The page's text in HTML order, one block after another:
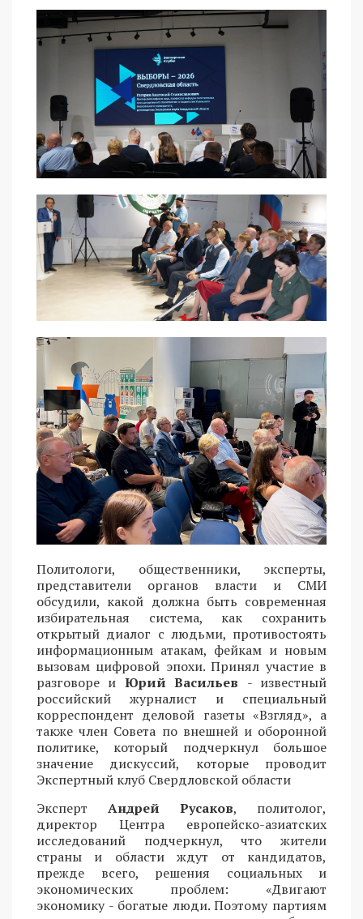
Политологи, общественники, эксперты,
представители органов власти и СМИ
обсудили, какой должна быть современная
избирательная система, как сохранить
открытый диалог с людьми, противостоять
информационным атакам, фейкам и новым
вызовам цифровой эпохи. Принял участие в
разговоре и Юрий Васильев - известный
российский журналист и специальный
корреспондент деловой газеты «Взгляд», а
также член Совета по внешней и оборонной
политике, который подчеркнул большое
значение дискуссий, которые проводит
Экспертный клуб Свердловской области
Эксперт Андрей Русаков, политолог,
директор Центра европейско-азиатских
исследований подчеркнул, что жители
страны и области ждут от кандидатов,
прежде всего, решения социальных и
экономических проблем: «Двигают
экономику - богатые люди. Поэтому партиям